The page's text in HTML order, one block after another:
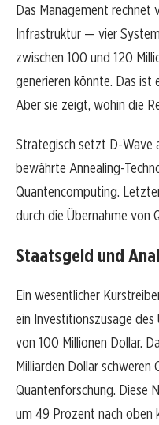
Das Management rechnet
Infrastruktur — vier
zwischen 100 und 120
generieren könnte. Das ist
Aber sie zeigt, wohin die
Strategisch setzt D-Wave
bewährte Annealing-
Quantencomputing.
durch die Übernahme von
Staatsgeld und
Ein wesentlicher
ein Investitionszusage des
von 100 Millionen Dollar.
Milliarden Dollar
Quantenforschung. Diese
um 49 Prozent nach oben